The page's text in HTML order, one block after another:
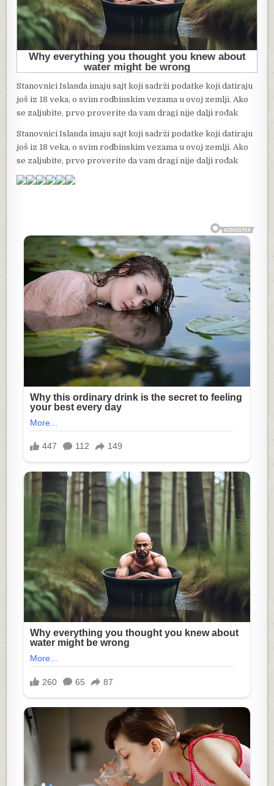
Stanovnici Islanda imaju sajt koji sadrži podatke koji datiraju
još iz 18 veka, o svim rodbinskim vezama u ovoj zemlji. Ako
se zaljubite, prvo proverite da vam dragi nije dalji rođak
Stanovnici Islanda imaju sajt koji sadrži podatke koji datiraju
još iz 18 veka, o svim rodbinskim vezama u ovoj zemlji. Ako
se zaljubite, prvo proverite da vam dragi nije dalji rođak